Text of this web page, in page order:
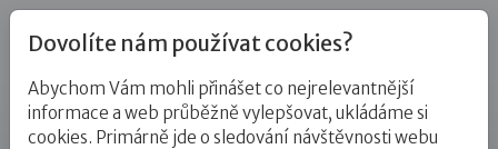
Blog
Dovolíte nám používat cookies?
Abychom Vám mohli přinášet co nejrelevantnější
informace a web průběžně vylepšovat, ukládáme si
cookies. Primárně jde o sledování návštěvnosti webu